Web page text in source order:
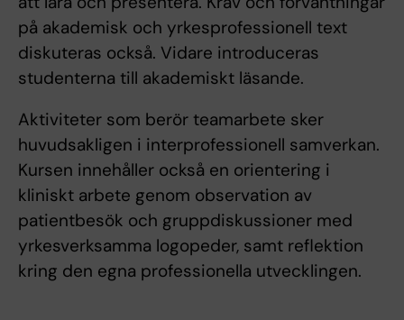
på akademisk och yrkesprofessionell text
diskuteras också. Vidare introduceras
studenterna till akademiskt läsande.
Aktiviteter som berör teamarbete sker
huvudsakligen i interprofessionell samverkan.
Kursen innehåller också en orientering i
kliniskt arbete genom observation av
patientbesök och gruppdiskussioner med
yrkesverksamma logopeder, samt reflektion
kring den egna professionella utvecklingen.